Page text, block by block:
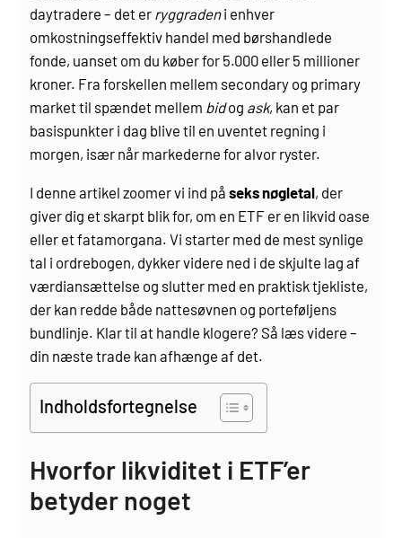
daytradere – det er ryggradeni enhver
omkostningseffektiv handel med børshandlede
fonde, uanset om du køber for 5.000 eller 5 millioner
kroner. Fra forskellen mellem secondary og primary
market til spændet mellem bidog ask, kan et par
basispunkter i dag blive til en uventet regning i
morgen, især når markederne for alvor ryster.
I denne artikel zoomer vi ind påseks nøgletal, der
giver dig et skarpt blik for, om en ETF er en likvid oase
eller et fatamorgana. Vi starter med de mest synlige
tal i ordrebogen, dykker videre ned i de skjulte lag af
værdiansættelse og slutter med en praktisk tjekliste,
der kan redde både nattesøvnen og porteføljens
bundlinje. Klar til at handle klogere? Så læs videre –
din næste trade kan afhænge af det.
Indholdsfortegnelse
Hvorfor likviditet i ETF’er
betyder noget